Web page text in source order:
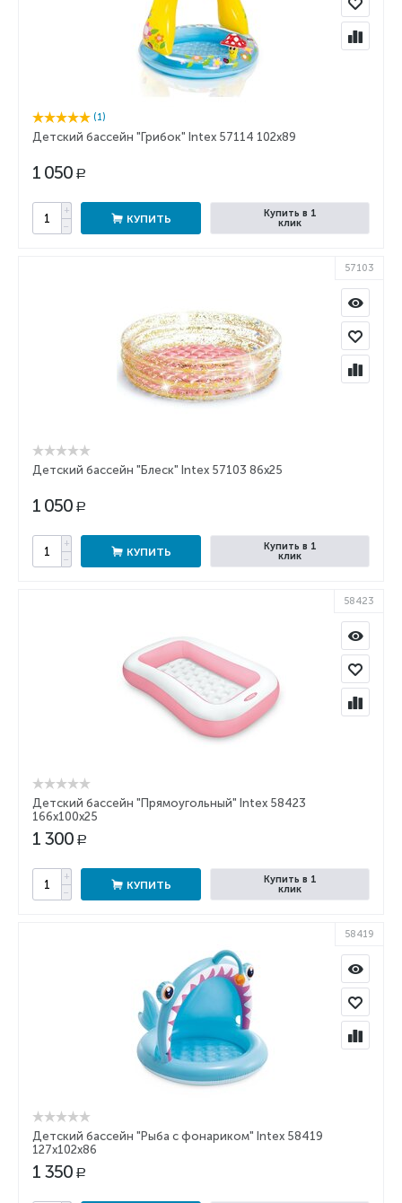
(1)
Детский бассейн "Грибок" Intex 57114 102х89
1 050 Р
+
−
КУПИТЬ
Купить в 1
клик
57103
Детский бассейн "Блеск" Intex 57103 86x25
1 050 Р
+
−
КУПИТЬ
Купить в 1
клик
58423
Детский бассейн "Прямоугольный" Intex 58423
166х100х25
1 300 Р
+
−
КУПИТЬ
Купить в 1
клик
58419
Детский бассейн "Рыба с фонариком" Intex 58419
127х102х86
1 350 Р